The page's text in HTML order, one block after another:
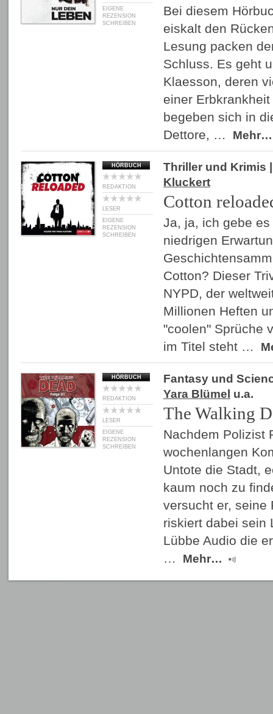
EIGENE
REZENSION
SCHREIBEN
Bei diesem
eiskalt den
Lesung packen
Schluss. Es geht
Klaesson, deren
einer
begeben sich in
Dettore, …
Mehr…
HÖRBUCH
REDAKTION
LESER
EIGENE
REZENSION
SCHREIBEN
Thriller und Krimis
Kluckert
Cotton
Ja, ja, ich gebe
niedrigen
Cotton? Dieser
NYPD, der
Millionen Heften
"coolen" Sprüche
im Titel steht …
HÖRBUCH
REDAKTION
LESER
EIGENE
REZENSION
SCHREIBEN
Fantasy und
Yara Blümel u.a.
The Walking
Nachdem Polizist
wochenlangen
Untote die Stadt,
kaum noch zu
versucht er, seine
riskiert dabei sein
Lübbe Audio die
…
Mehr…